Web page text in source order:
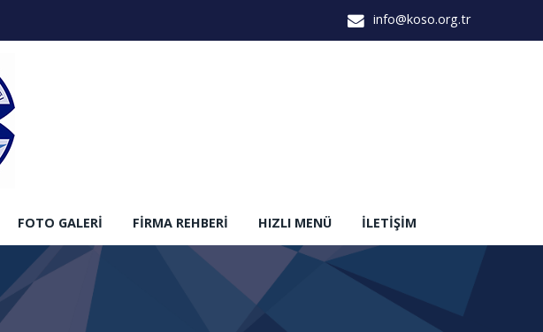
info@koso.org.tr
FOTO GALERI FIRMA REHBERI HIZLI MENÜ İLETIŞIM